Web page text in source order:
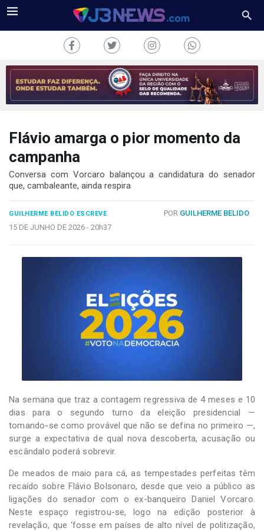
J3NEWS
COLUNAS
FALE
CONOSCO
Copyright
Flávio amarga o pior momento da
campanha
Conversa com Vorcaro balançou a candidatura do senador
que, cambaleante, ainda respira
GUILHERME BELIDO ESCREVE POR GUILHERME BELIDO
15 DE JUNHO DE 2026 - 20h37
Na semana que traz a contagem regressiva de 4 meses e 10
dias para o segundo turno da eleição presidencial —
tomando-se como provável que não se defina no primeiro —,
surge a expectativa de qual nova descoberta, acusação ou
escândalo poderá sobrevir.
De meados de maio para cá, as tempestades perfeitas têm
recaído sobre Flávio Bolsonaro, desde que veio a público as
ligações do senador com o ex-banqueiro Daniel Vorcaro.
Neste espaço registrou-se, logo na edição posterior à
revelação, que ‘fosse em países de alto nível de politização,